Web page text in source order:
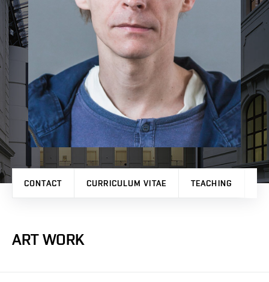
CONTACT CURRICULUM VITAE TEACHING
ART WORK